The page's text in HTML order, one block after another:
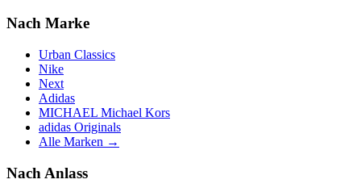
Nach Marke
Urban Classics
Nike
Next
Adidas
MICHAEL Michael Kors
adidas Originals
Alle Marken →
Nach Anlass